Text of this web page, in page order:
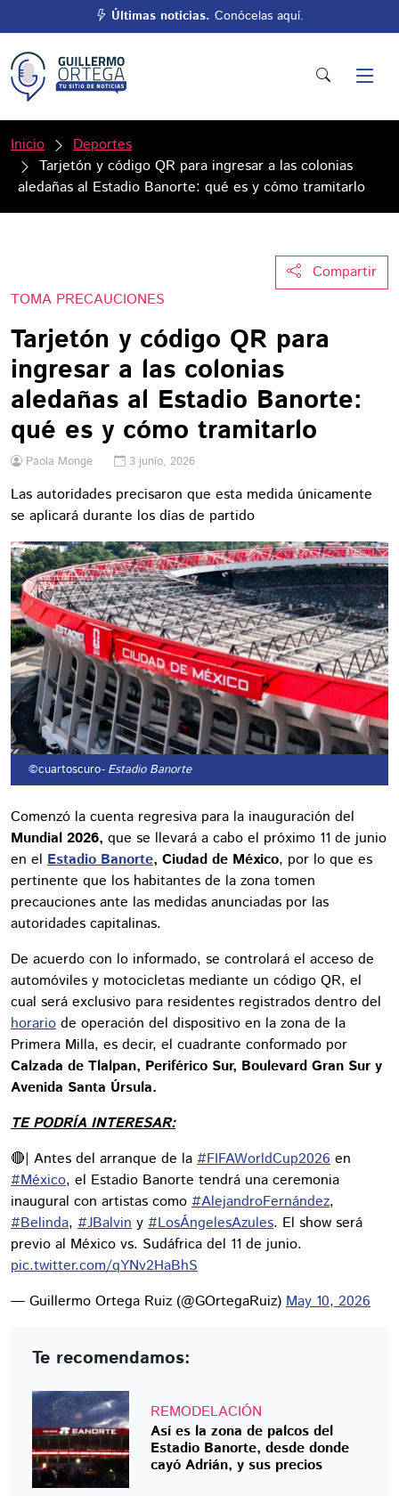
Últimas noticias. Conócelas aquí.
Inicio
Deportes
Tarjetón y código QR para ingresar a las colonias
aledañas al Estadio Banorte: qué es y cómo tramitarlo
Compartir
TOMA PRECAUCIONES
Tarjetón y código QR para
ingresar a las colonias
aledañas al Estadio Banorte:
qué es y cómo tramitarlo
Paola Monge 3 junio, 2026
Las autoridades precisaron que esta medida únicamente
se aplicará durante los días de partido
©cuartoscuro- Estadio Banorte
Comenzó la cuenta regresiva para la inauguración del
Mundial 2026, que se llevará a cabo el próximo 11 de junio
en el Estadio Banorte, Ciudad de México, por lo que es
pertinente que los habitantes de la zona tomen
precauciones ante las medidas anunciadas por las
autoridades capitalinas.
De acuerdo con lo informado, se controlará el acceso de
automóviles y motocicletas mediante un código QR, el
cual será exclusivo para residentes registrados dentro del
horario de operación del dispositivo en la zona de la
Primera Milla, es decir, el cuadrante conformado por
Calzada de Tlalpan, Periférico Sur, Boulevard Gran Sur y
Avenida Santa Úrsula.
TE PODRÍA INTERESAR:
🔴| Antes del arranque de la #FIFAWorldCup2026 en
#México, el Estadio Banorte tendrá una ceremonia
inaugural con artistas como #AlejandroFernández,
#Belinda, #JBalvin y #LosÁngelesAzules. El show será
previo al México vs. Sudáfrica del 11 de junio.
pic.twitter.com/qYNv2HaBhS
— Guillermo Ortega Ruiz (@GOrtegaRuiz) May 10, 2026
Te recomendamos:
REMODELACIÓN
Así es la zona de palcos del
Estadio Banorte, desde donde
cayó Adrián, y sus precios